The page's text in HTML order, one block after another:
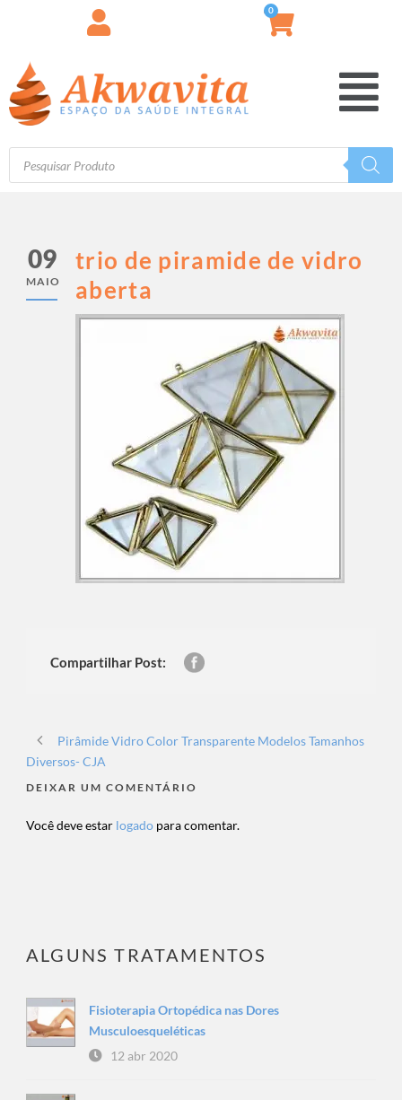
0
09
MAIO
trio de piramide de vidro
aberta
Compartilhar Post:
Pirâmide Vidro Color Transparente Modelos Tamanhos
Diversos- CJA
DEIXAR UM COMENTÁRIO
Você deve estar logado para comentar.
ALGUNS TRATAMENTOS
Fisioterapia Ortopédica nas Dores
Musculoesqueléticas
12 abr 2020